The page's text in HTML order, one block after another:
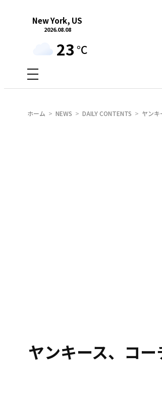
New York, US
2026.08.08
23 °C
ホーム NEWS DAILY CONTENTS ヤン
ヤンキース、コ